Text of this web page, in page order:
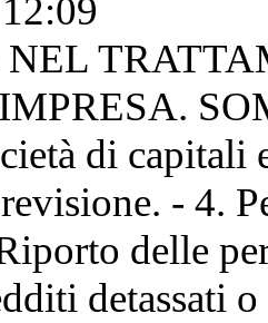
di
- 4.
delle
detassati